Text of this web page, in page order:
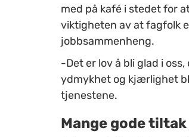
med på kafé i stedet for
viktigheten av at fagfolk
jobbsammenheng.
-Det er lov å bli glad i
ydmykhet og kjærlighet
tjenestene.
Mange gode tiltak